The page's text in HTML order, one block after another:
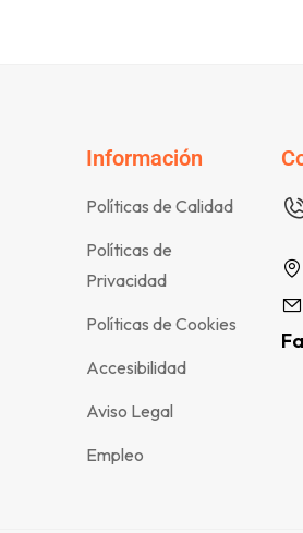
Información
Políticas de Calidad
Políticas de
Privacidad
Políticas de Cookies
Accesibilidad
Aviso Legal
Empleo